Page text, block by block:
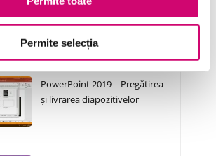
Permite selecția
PowerPoint 2019 – Pregătirea
și livrarea diapozitivelor